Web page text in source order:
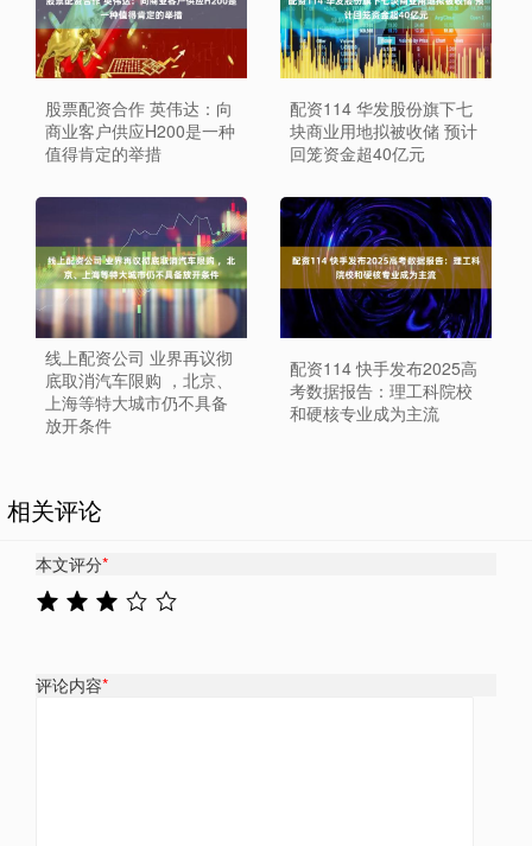
股票配资合作 英伟达：向
商业客户供应H200是一种
值得肯定的举措
配资114 华发股份旗下七
块商业用地拟被收储 预计
回笼资金超40亿元
线上配资公司 业界再议彻
底取消汽车限购 ，北京、
上海等特大城市仍不具备
放开条件
配资114 快手发布2025高
考数据报告：理工科院校
和硬核专业成为主流
相关评论
本文评分*
评论内容*